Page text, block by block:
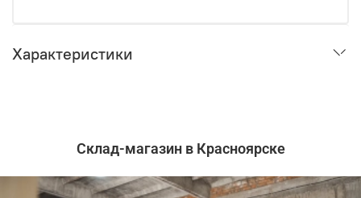
Характеристики
Склад-магазин в Красноярске